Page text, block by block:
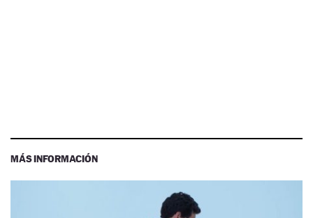
MÁS INFORMACIÓN